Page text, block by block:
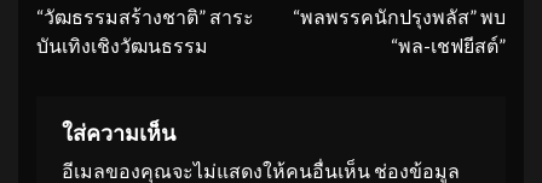
“วัฒธรรมสร้างชาติ” สาระ
บันเทิงเชิงวัฒนธรรม
“พลพรรคนักปรุงพลัส” พบ
“พล-เชฟยีสต์”
ใส่ความเห็น
อีเมลของคุณจะไม่แสดงให้คนอื่นเห็น ช่องข้อมูล